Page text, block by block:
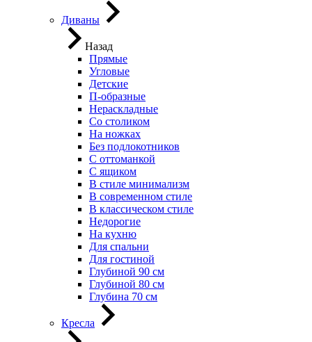
Диваны
Назад
Прямые
Угловые
Детские
П-образные
Нераскладные
Со столиком
На ножках
Без подлокотников
С оттоманкой
С ящиком
В стиле минимализм
В современном стиле
В классическом стиле
Недорогие
На кухню
Для спальни
Для гостиной
Глубиной 90 см
Глубиной 80 см
Глубина 70 см
Кресла